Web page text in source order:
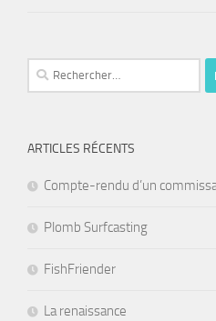
Rechercher :
ARTICLES RÉCENTS
Compte-rendu d’un
Plomb Surfcasting
FishFriender
La renaissance